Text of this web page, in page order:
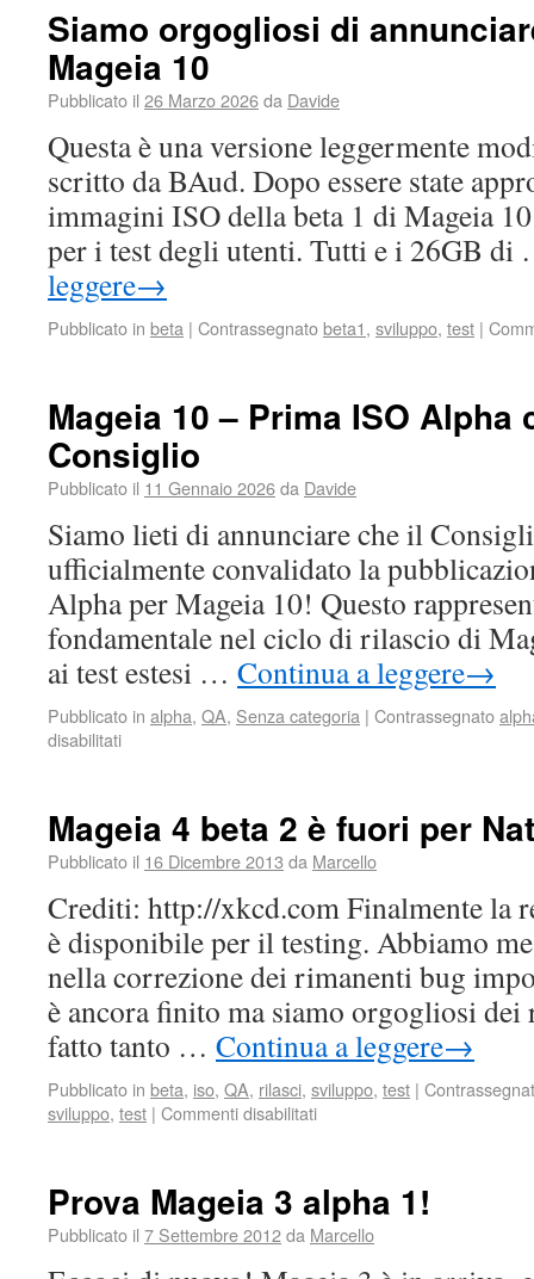
Siamo orgogliosi di
Mageia 10
Pubblicato il 26 Marzo 2026da Davide
Questa è una versione leggermente
scritto da BAud. Dopo essere state
immagini ISO della beta 1 di Mageia
per i test degli utenti. Tutti e i 26GB
leggere→
Pubblicato in beta | Contrassegnatobeta1, sviluppo, test |
Mageia 10 – Prima ISO Alpha
Consiglio
Pubblicato il 11 Gennaio 2026da Davide
Siamo lieti di annunciare che il
ufficialmente convalidato la
Alpha per Mageia 10! Questo
fondamentale nel ciclo di rilascio di
ai test estesi … Continua a leggere→
Pubblicato in alpha, QA, Senza categoria | Contrassegnato
disabilitati
Mageia 4 beta 2 è fuori per
Pubblicato il 16 Dicembre 2013 da Marcello
Crediti: http://xkcd.com Finalmente la
è disponibile per il testing. Abbiamo
nella correzione dei rimanenti bug
è ancora finito ma siamo orgogliosi
fatto tanto … Continua a leggere→
Pubblicato in beta, iso, QA, rilasci, sviluppo, test |
sviluppo, test | Commenti disabilitati
Prova Mageia 3 alpha 1!
Pubblicato il 7 Settembre 2012da Marcello